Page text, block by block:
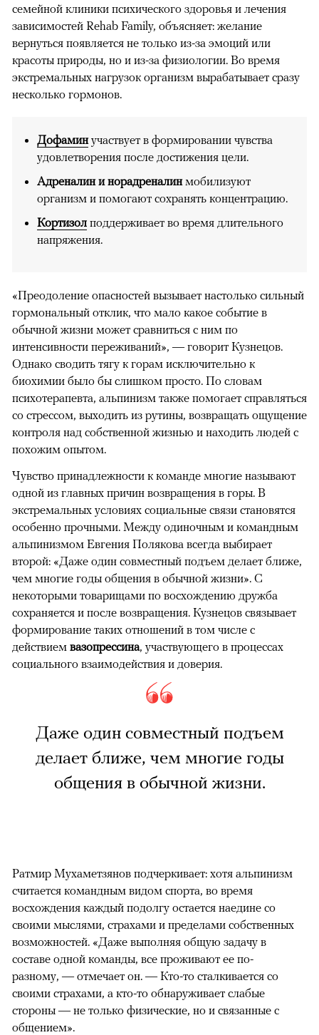
семейной клиники психического здоровья и лечения
зависимостей Rehab Family, объясняет: желание
вернуться появляется не только из-за эмоций или
красоты природы, но и из-за физиологии. Во время
экстремальных нагрузок организм вырабатывает сразу
несколько гормонов.
Дофаминучаствует в формировании чувства
удовлетворения после достижения цели.
Адреналин и норадреналинмобилизуют
организм и помогают сохранять концентрацию.
Кортизол поддерживает во время длительного
напряжения.
«Преодоление опасностей вызывает настолько сильный
гормональный отклик, что мало какое событие в
обычной жизни может сравниться с ним по
интенсивности переживаний», — говорит Кузнецов.
Однако сводить тягу к горам исключительно к
биохимии было бы слишком просто. По словам
психотерапевта, альпинизм также помогает справляться
со стрессом, выходить из рутины, возвращать ощущение
контроля над собственной жизнью и находить людей с
похожим опытом.
Чувство принадлежности к команде многие называют
одной из главных причин возвращения в горы. В
экстремальных условиях социальные связи становятся
особенно прочными. Между одиночным и командным
альпинизмом Евгения Полякова всегда выбирает
второй: «Даже один совместный подъем делает ближе,
чем многие годы общения в обычной жизни». С
некоторыми товарищами по восхождению дружба
сохраняется и после возвращения. Кузнецов связывает
формирование таких отношений в том числе с
действием вазопрессина, участвующего в процессах
социального взаимодействия и доверия.
Даже один совместный подъем
делает ближе, чем многие годы
общения в обычной жизни.
Ратмир Мухаметзянов подчеркивает: хотя альпинизм
считается командным видом спорта, во время
восхождения каждый подолгу остается наедине со
своими мыслями, страхами и пределами собственных
возможностей. «Даже выполняя общую задачу в
составе одной команды, все проживают ее по-
разному, — отмечает он. — Кто-то сталкивается со
своими страхами, а кто-то обнаруживает слабые
стороны — не только физические, но и связанные с
общением».